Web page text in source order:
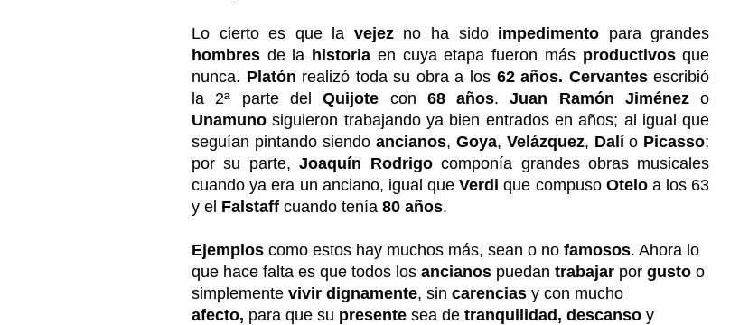
Lo cierto es que la vejezno ha sido impedimento para grandes
hombres de la historia en cuya etapa fueron más productivosque
nunca. Platón realizó toda su obra a los 62 años. Cervantesescribió
la 2ª parte delQuijote con 68 años.Juan Ramón Jiménez o
Unamuno siguieron trabajando ya bien entrados en años; al igual que
seguían pintando siendo ancianos, Goya, Velázquez, Dalío Picasso;
por su parte,Joaquín Rodrigocomponía grandes obras musicales
cuando ya era un anciano, igual queVerdi que compuso Oteloa los 63
y el Falstaff cuando tenía 80 años.
Ejemplos como estos hay muchos más, sean o no famosos. Ahora lo
que hace falta es que todos los ancianos puedan trabajar por gusto o
simplemente vivir dignamente, sin carencias y con mucho
afecto, para que su presente sea de tranquilidad, descanso y